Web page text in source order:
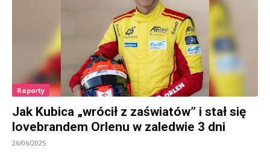
Raporty
Jak Kubica „wrócił z zaświatów” i stał się
lovebrandem Orlenu w zaledwie 3 dni
26/06/2025